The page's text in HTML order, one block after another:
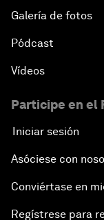
Galería de fotos
Pódcast
Vídeos
Participe en el
Iniciar sesión
Asóciese con
Conviértase en
Regístrese para